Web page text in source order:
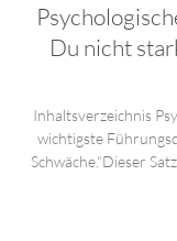
Du nicht
Inhaltsverzeichnis
wichtigste
Schwäche.“Dieser